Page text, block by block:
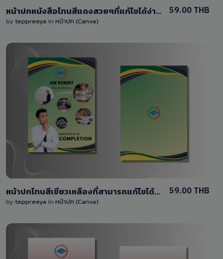
หน้าปกหนังสือโทนสีแดงสวยๆที่แก้ไขได้ง่ายๆ
by teppreeya in หน้าปก (Canva)
59.00 THB
View Details
หน้าปกโทนสีเขียวเหลืองที่สามารถแก้ไขได้ง่ายๆด้วยcanva
by teppreeya in หน้าปก (Canva)
59.00 THB